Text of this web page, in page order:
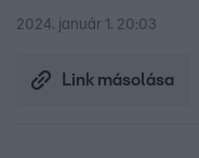
2024. január 1. 20:03
Link másolása